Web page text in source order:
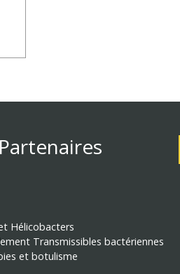
Hélicobacters
Transmissibles bactériennes
et botulisme